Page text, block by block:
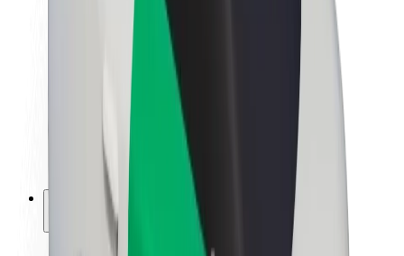
Naše poslání
Vztahy s investory
Média
Městský fond
Bezpečnost
Bezpečnost cestujících